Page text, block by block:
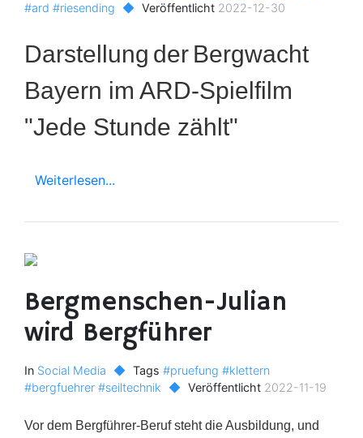
#ard #riesending ◆ Veröffentlicht 2022-12-30
Darstellung der Bergwacht
Bayern im ARD-Spielfilm
"Jede Stunde zählt"
Weiterlesen...
Bergmenschen-Julian
wird Bergführer
In Social Media ◆ Tags #pruefung #klettern
#bergfuehrer #seiltechnik ◆ Veröffentlicht 2022-11-19
Vor dem Bergführer-Beruf steht die Ausbildung, und